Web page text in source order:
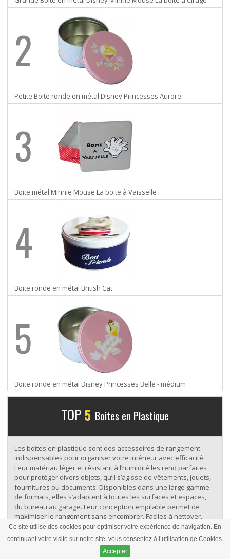
Ce site utilise des cookies pour optimiser votre expérience de navigation. En
continuant votre visite sur notre site, vous consentez à l’utilisation de Cookies.
Accepter
2
Petite Boite ronde en métal Disney Princesses Aurore
3
Boite métal Minnie Mouse La boite à Vaisselle
4
Boite ronde en métal British Cat
5
Boite ronde en métal Disney Princesses Belle - médium
TOP5 Boites en Plastique
Les boîtes en plastique sont des accessoires de rangement
indispensables pour organiser votre intérieur avec efficacité.
Leur matériau léger et résistant à l’humidité les rend parfaites
pour protéger divers objets, qu’il s’agisse de vêtements, jouets,
fournitures ou documents. Disponibles dans une large gamme
de formats, elles s’adaptent à toutes les surfaces et espaces,
du bureau au garage. Leur conception empilable permet de
maximiser le rangement sans encombrer. Faciles à nettoyer,
elles offrent un entretien simple et rapide. Certaines boîtes sont
dotées de couvercles hermétiques pour une protection
optimale contre la poussière et les infiltrations d’eau.
Transparentes ou colorées, elles permettent de visualiser